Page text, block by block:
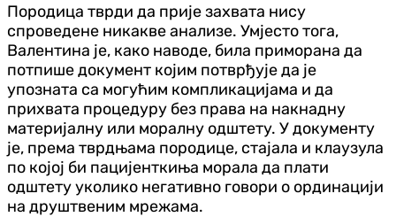
Породица тврди да прије захвата нису
спроведене никакве анализе. Умјесто тога,
Валентина је, како наводе, била приморана да
потпише документ којим потврђује да је
упозната са могућим компликацијама и да
прихвата процедуру без права на накнадну
материјалну или моралну одштету. У документу
је, према тврдњама породице, стајала и клаузула
по којој би пацијенткиња морала да плати
одштету уколико негативно говори о ординацији
на друштвеним мрежама.